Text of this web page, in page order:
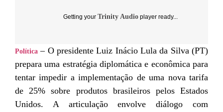
Getting your Trinity Audio player ready...
Política – O presidente Luiz Inácio Lula da Silva (PT)
prepara uma estratégia diplomática e econômica para
tentar impedir a implementação de uma nova tarifa
de 25% sobre produtos brasileiros pelos Estados
Unidos. A articulação envolve diálogo com